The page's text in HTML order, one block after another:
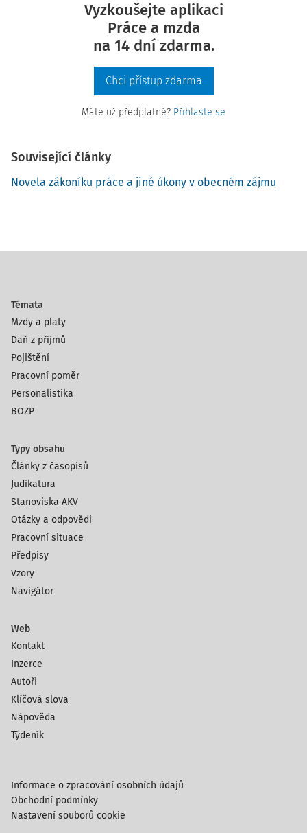
Vyzkoušejte aplikaci
Práce a mzda
na 14 dní zdarma.
Chci přístup zdarma
Máte už předplatné? Přihlaste se
Související články
Novela zákoníku práce a jiné úkony v obecném zájmu
Témata
Mzdy a platy
Daň z příjmů
Pojištění
Pracovní poměr
Personalistika
BOZP
Typy obsahu
Články z časopisů
Judikatura
Stanoviska AKV
Otázky a odpovědi
Pracovní situace
Předpisy
Vzory
Navigátor
Web
Kontakt
Inzerce
Autoři
Klíčová slova
Nápověda
Týdeník
Informace o zpracování osobních údajů
Obchodní podmínky
Nastavení souborů cookie